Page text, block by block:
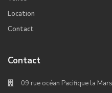
Location
Contact
Contact
09 rue océan Pacifique la